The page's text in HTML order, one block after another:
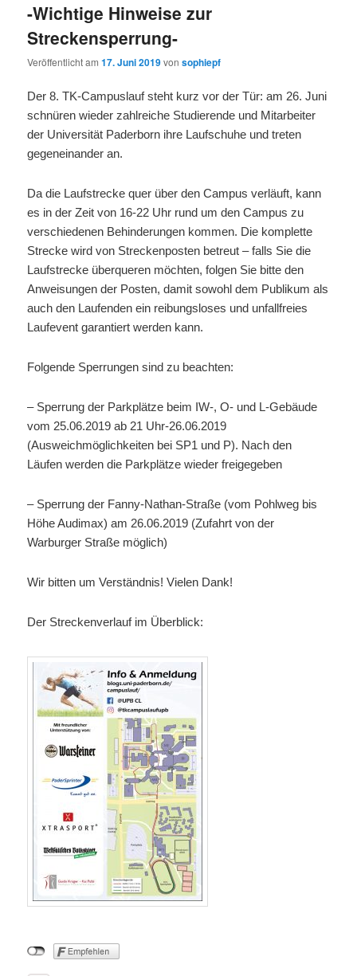
-Wichtige Hinweise zur
Streckensperrung-
Veröffentlicht am17. Juni 2019vonsophiepf
Der 8. TK-Campuslauf steht kurz vor der Tür: am 26. Juni
schnüren wieder zahlreiche Studierende und Mitarbeiter
der Universität Paderborn ihre Laufschuhe und treten
gegeneinander an.
Da die Laufstrecke quer über den Campus verläuft, kann
es in der Zeit von 16-22 Uhr rund um den Campus zu
verschiedenen Behinderungen kommen. Die komplette
Strecke wird von Streckenposten betreut – falls Sie die
Laufstrecke überqueren möchten, folgen Sie bitte den
Anweisungen der Posten, damit sowohl dem Publikum als
auch den Laufenden ein reibungsloses und unfallfreies
Laufevent garantiert werden kann.
Folgende Sperrungen sind zu beachten:
– Sperrung der Parkplätze beim IW-, O- und L-Gebäude
vom 25.06.2019 ab 21 Uhr-26.06.2019
(Ausweichmöglichkeiten bei SP1 und P). Nach den
Läufen werden die Parkplätze wieder freigegeben
– Sperrung der Fanny-Nathan-Straße (vom Pohlweg bis
Höhe Audimax) am 26.06.2019 (Zufahrt von der
Warburger Straße möglich)
Wir bitten um Verständnis! Vielen Dank!
Der Streckenverlauf im Überblick: